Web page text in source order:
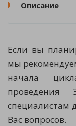
Описание
Если вы
мы
начала
специалистам
Вас вопросов.